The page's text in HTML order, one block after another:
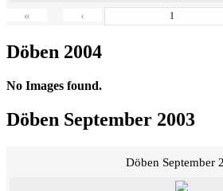
« ‹
Döben 2004
No Images found.
Döben September 2003
Döben September